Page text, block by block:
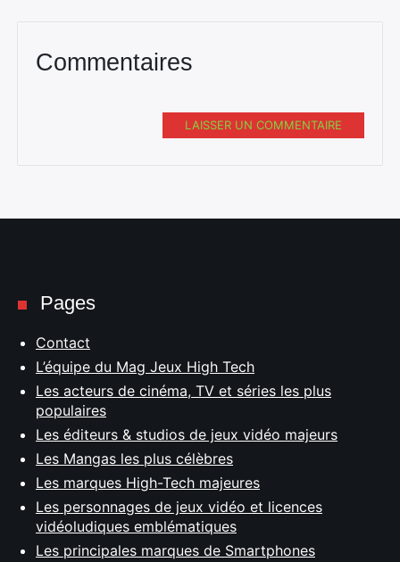
Commentaires
LAISSER UN COMMENTAIRE
Pages
Contact
L’équipe du Mag Jeux High Tech
Les acteurs de cinéma, TV et séries les plus
populaires
Les éditeurs & studios de jeux vidéo majeurs
Les Mangas les plus célèbres
Les marques High-Tech majeures
Les personnages de jeux vidéo et licences
vidéoludiques emblématiques
Les principales marques de Smartphones